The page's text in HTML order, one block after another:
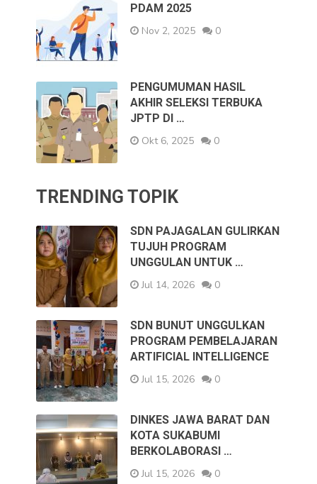
PDAM 2025
Nov 2, 2025
0
PENGUMUMAN HASIL
AKHIR SELEKSI TERBUKA
JPTP DI …
Okt 6, 2025
0
TRENDING TOPIK
SDN PAJAGALAN GULIRKAN
TUJUH PROGRAM
UNGGULAN UNTUK …
Jul 14, 2026
0
SDN BUNUT UNGGULKAN
PROGRAM PEMBELAJARAN
ARTIFICIAL INTELLIGENCE
Jul 15, 2026
0
DINKES JAWA BARAT DAN
KOTA SUKABUMI
BERKOLABORASI …
Jul 15, 2026
0